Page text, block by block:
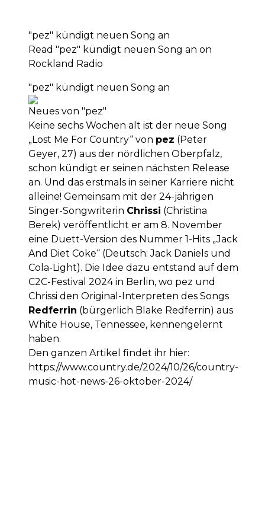
"pez" kündigt neuen Song an
Read "pez" kündigt neuen Song an on
Rockland Radio
"pez" kündigt neuen Song an
Neues von "pez"
Keine sechs Wochen alt ist der neue Song
„Lost Me For Country“ von pez (Peter
Geyer, 27) aus der nördlichen Oberpfalz,
schon kündigt er seinen nächsten Release
an. Und das erstmals in seiner Karriere nicht
alleine! Gemeinsam mit der 24-jährigen
Singer-Songwriterin Chrissi (Christina
Berek) veröffentlicht er am 8. November
eine Duett-Version des Nummer 1-Hits „Jack
And Diet Coke“ (Deutsch: Jack Daniels und
Cola-Light). Die Idee dazu entstand auf dem
C2C-Festival 2024 in Berlin, wo pez und
Chrissi den Original-Interpreten des Songs
Redferrin (bürgerlich Blake Redferrin) aus
White House, Tennessee, kennengelernt
haben.
Den ganzen Artikel findet ihr hier:
https://www.country.de/2024/10/26/country-
music-hot-news-26-oktober-2024/